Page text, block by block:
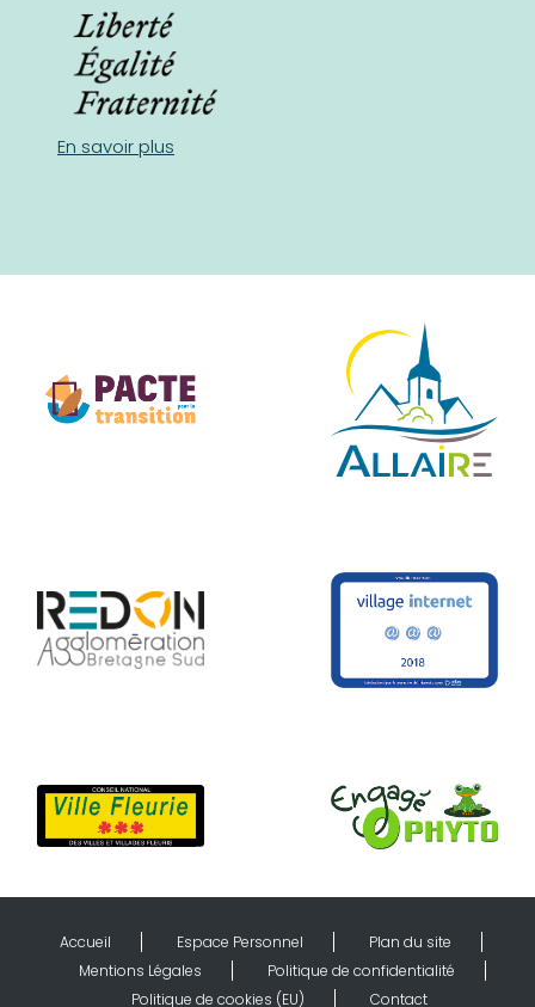
En savoir plus
Accueil Espace Personnel
Plan du site
Mentions Légales
Politique de confidentialité
Politique de cookies (EU)
Contact